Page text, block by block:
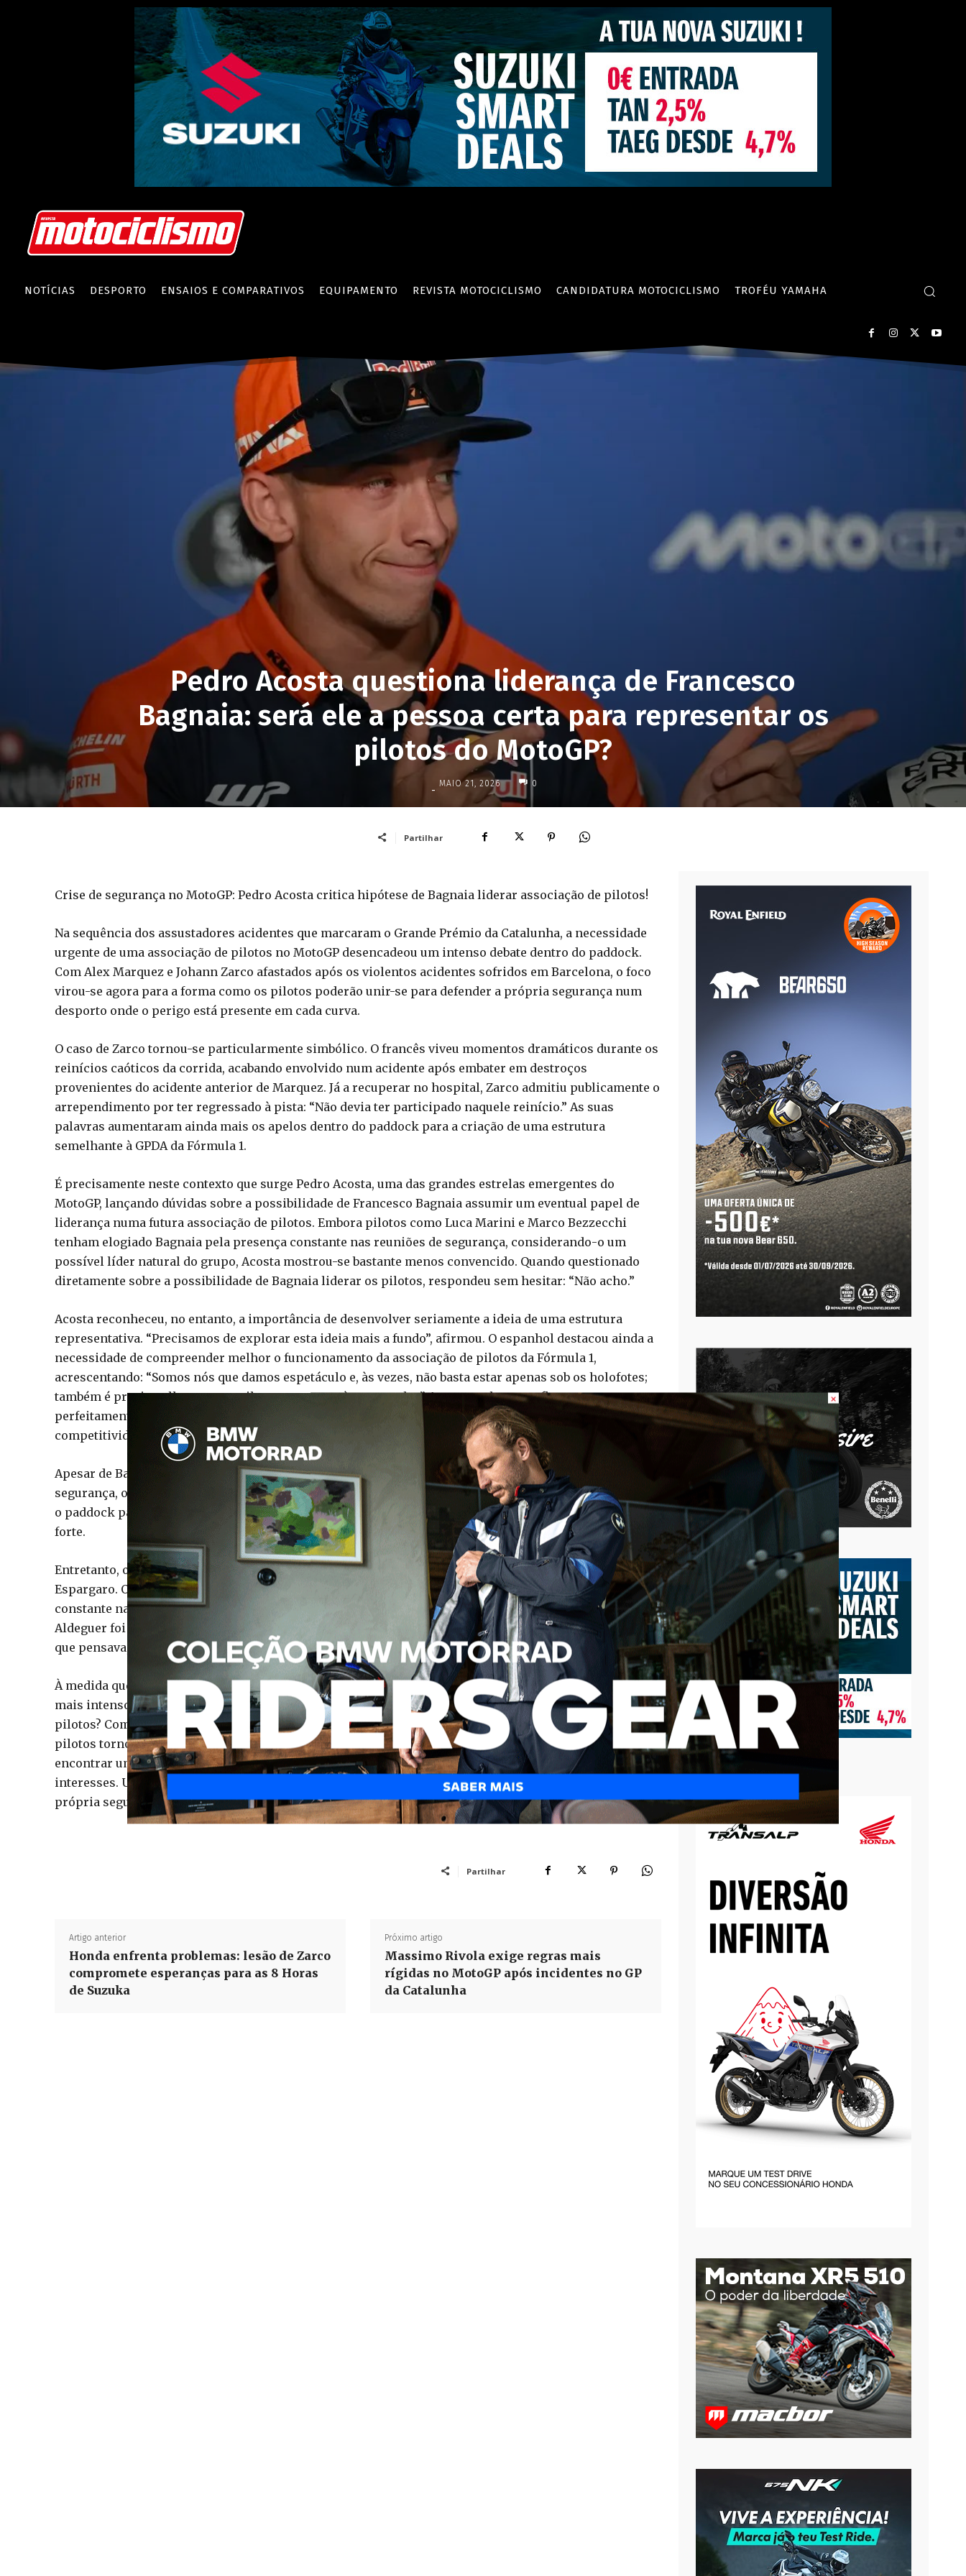
NOTÍCIAS DESPORTO ENSAIOS E COMPARATIVOS EQUIPAMENTO REVISTA MOTOCICLISMO CANDIDATURA MOTOCICLISMO TROFÉU YAMAHA
Pedro Acosta questiona liderança de Francesco
Bagnaia: será ele a pessoa certa para representar os
pilotos do MotoGP?
- MAIO 21, 2026 0
Partilhar
Crise de segurança no MotoGP: Pedro Acosta critica hipótese de Bagnaia liderar associação de pilotos!
Na sequência dos assustadores acidentes que marcaram o Grande Prémio da Catalunha, a necessidade
urgente de uma associação de pilotos no MotoGP desencadeou um intenso debate dentro do paddock.
Com Alex Marquez e Johann Zarco afastados após os violentos acidentes sofridos em Barcelona, o foco
virou-se agora para a forma como os pilotos poderão unir-se para defender a própria segurança num
desporto onde o perigo está presente em cada curva.
O caso de Zarco tornou-se particularmente simbólico. O francês viveu momentos dramáticos durante os
reinícios caóticos da corrida, acabando envolvido num acidente após embater em destroços
provenientes do acidente anterior de Marquez. Já a recuperar no hospital, Zarco admitiu publicamente o
arrependimento por ter regressado à pista: “Não devia ter participado naquele reinício.” As suas
palavras aumentaram ainda mais os apelos dentro do paddock para a criação de uma estrutura
semelhante à GPDA da Fórmula 1.
É precisamente neste contexto que surge Pedro Acosta, uma das grandes estrelas emergentes do
MotoGP, lançando dúvidas sobre a possibilidade de Francesco Bagnaia assumir um eventual papel de
liderança numa futura associação de pilotos. Embora pilotos como Luca Marini e Marco Bezzecchi
tenham elogiado Bagnaia pela presença constante nas reuniões de segurança, considerando-o um
possível líder natural do grupo, Acosta mostrou-se bastante menos convencido. Quando questionado
diretamente sobre a possibilidade de Bagnaia liderar os pilotos, respondeu sem hesitar: “Não acho.”
Acosta reconheceu, no entanto, a importância de desenvolver seriamente a ideia de uma estrutura
representativa. “Precisamos de explorar esta ideia mais a fundo”, afirmou. O espanhol destacou ainda a
necessidade de compreender melhor o funcionamento da associação de pilotos da Fórmula 1,
acrescentando: “Somos nós que damos espetáculo e, às vezes, não basta estar apenas sob os holofotes;
também é preciso olhar para aquilo que acontece à nossa volta.” As suas palavras refletem
perfeitamente o clima de urgência vivido atualmente no MotoGP, onde os pilotos tentam equilibrar
competitividade e segurança num ambiente cada vez mais exigente.
Apesar de Bagnaia ter criticado publicamente a falta de participação de muitos pilotos nas reuniões de
segurança, o ceticismo demonstrado por Acosta funciona como um sinal de alerta. Com vidas em risco,
o paddock parece cada vez mais consciente de que será necessária uma posição coletiva muito mais
forte.
Entretanto, outro nome começa a ganhar força como possível representante dos pilotos: Aleix
Espargaro. O atual piloto de testes da Honda, conhecido pela personalidade frontal e pela participação
constante nas reuniões da Comissão de Segurança, reúne apoio significativo dentro do paddock. Fermin
Aldeguer foi um dos pilotos a demonstrar apoio claro ao espanhol, afirmando: “Ele sempre disse aquilo
que pensava, sempre foi ouvido, e seria uma boa opção.”
À medida que o MotoGP continua abalado pelos recentes acidentes e os apelos por mudanças se tornam
mais intensos, permanece a grande questão: quem irá assumir a liderança desta luta pela segurança dos
pilotos? Com Pedro Acosta a pressionar por uma frente mais unida, a criação de uma associação de
pilotos tornou-se um tema central dentro do campeonato. Resta saber se o paddock conseguirá
encontrar uma figura capaz de unir verdadeiramente os pilotos e defender eficazmente os seus
interesses. Uma coisa, porém, parece certa: os pilotos estão cada vez mais preparados para lutar pela
própria segurança — dentro e fora da pista.
Partilhar
Artigo anterior
Honda enfrenta problemas: lesão de Zarco
compromete esperanças para as 8 Horas
de Suzuka
Próximo artigo
Massimo Rivola exige regras mais
rígidas no MotoGP após incidentes no GP
da Catalunha
×